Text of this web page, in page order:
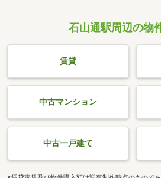
石山通駅周辺の物
賃貸
中古マンション
中古一戸建て